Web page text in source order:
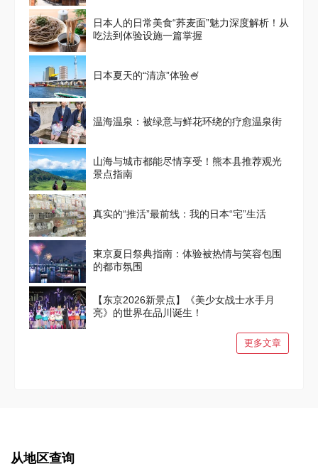
日本人的日常美食“荞麦面”魅力深度解析！从
吃法到体验设施一篇掌握
日本夏天的“清凉”体验🍧
温海温泉：被绿意与鲜花环绕的疗愈温泉街
山海与城市都能尽情享受！熊本县推荐观光
景点指南
真实的“推活”最前线：我的日本“宅”生活
東京夏日祭典指南：体验被热情与笑容包围
的都市氛围
【东京2026新景点】《美少女战士水手月
亮》的世界在品川诞生！
更多文章
从地区查询